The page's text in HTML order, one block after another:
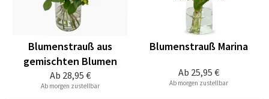
Ab 28,95 €
Blumenstrauß aus
gemischten Blumen
Ab morgen zustellbar
Ab 25,95 €
Blumenstrauß Marina
Ab morgen zustellbar